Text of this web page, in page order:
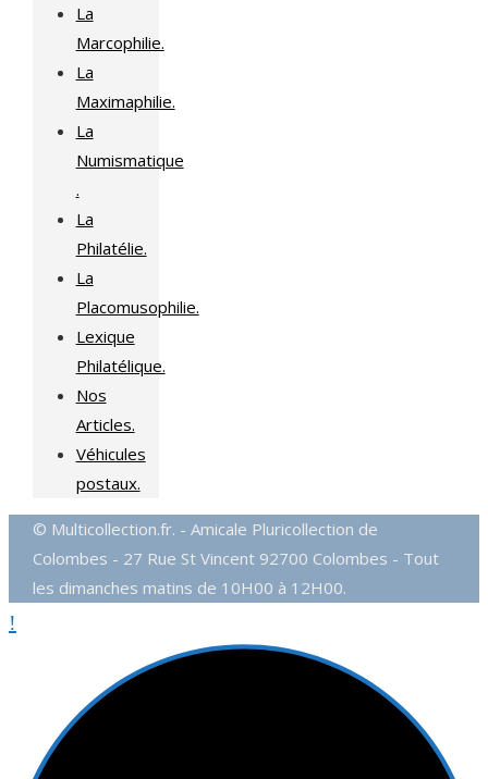
La
Marcophilie.
La
Maximaphilie.
La
Numismatique
.
La
Philatélie.
La
Placomusophilie.
Lexique
Philatélique.
Nos
Articles.
Véhicules
postaux.
© Multicollection.fr. - Amicale Pluricollection de
Colombes - 27 Rue St Vincent 92700 Colombes - Tout
les dimanches matins de 10H00 à 12H00.